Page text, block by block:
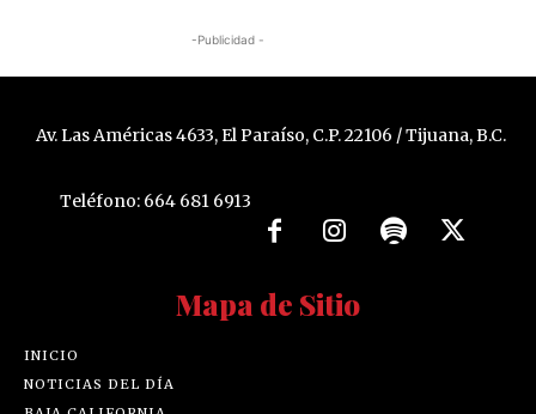
-Publicidad -
Av. Las Américas 4633, El Paraíso, C.P. 22106 / Tijuana, B.C.
Teléfono: 664 681 6913
Mapa de Sitio
INICIO
NOTICIAS DEL DÍA